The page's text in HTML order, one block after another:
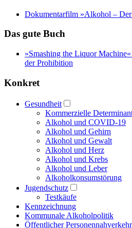
Dokumentarfilm »Alkohol – Der
Das gute Buch
»Smashing the Liquor
der Prohibition
Konkret
Gesundheit
Kommerzielle
Alkohol und COVID-19
Alkohol und Gehirn
Alkohol und Gewalt
Alkohol und Herz
Alkohol und Krebs
Alkohol und Leber
Alkoholkonsumstörung
Jugendschutz
Testkäufe
Kennzeichnung
Kommunale Alkoholpolitik
Öffentlicher Personennahverkehr